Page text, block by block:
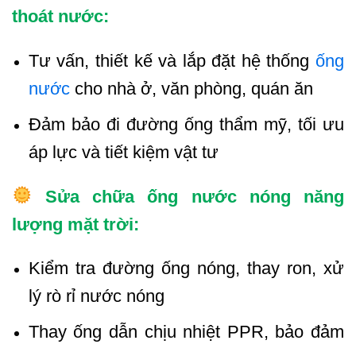
thoát nước:
Tư vấn, thiết kế và lắp đặt hệ thống ống
nướccho nhà ở, văn phòng, quán ăn
Đảm bảo đi đường ống thẩm mỹ, tối ưu
áp lực và tiết kiệm vật tư
Sửa chữa ống nước nóng năng
lượng mặt trời:
Kiểm tra đường ống nóng, thay ron, xử
lý rò rỉ nước nóng
Thay ống dẫn chịu nhiệt PPR, bảo đảm